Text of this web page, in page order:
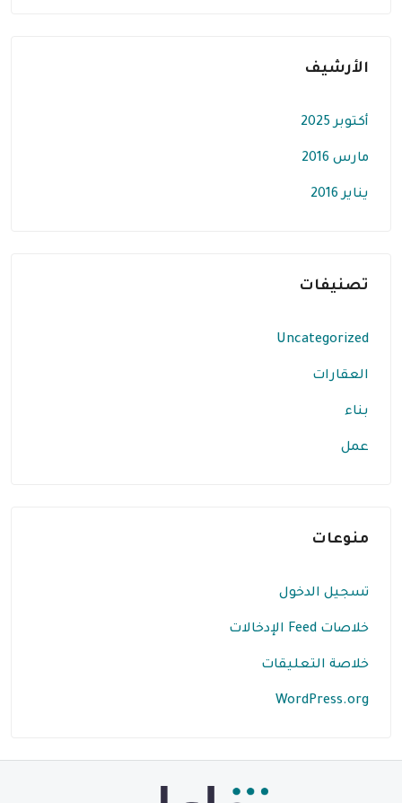
الأرشيف
أكتوبر 2025
مارس 2016
يناير 2016
تصنيفات
Uncategorized
العقارات
بناء
عمل
منوعات
تسجيل الدخول
خلاصات Feed الإدخالات
خلاصة التعليقات
WordPress.org